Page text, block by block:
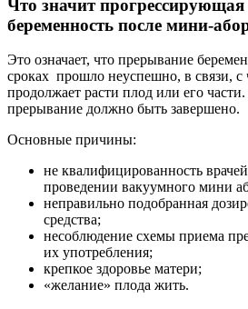
Что значит
беременность после мини-
Это означает, что прерывание
сроках прошло неуспешно, в связи, с
продолжает расти плод или его
прерывание должно быть завершено.
Основные причины:
не квалифицированность
проведении вакуумного мини
неправильно подобранная
средства;
несоблюдение схемы приема
их употребления;
крепкое здоровье матери;
«желание» плода жить.